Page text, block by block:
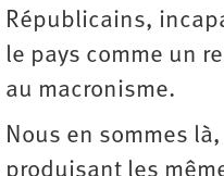
Républicains,
le pays comme un
au macronisme.
Nous en sommes
produisant les